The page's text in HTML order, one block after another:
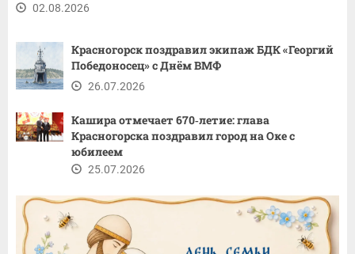
02.08.2026
Красногорск поздравил экипаж БДК «Георгий
Победоносец» с Днём ВМФ
26.07.2026
Кашира отмечает 670‑летие: глава
Красногорска поздравил город на Оке с
юбилеем
25.07.2026